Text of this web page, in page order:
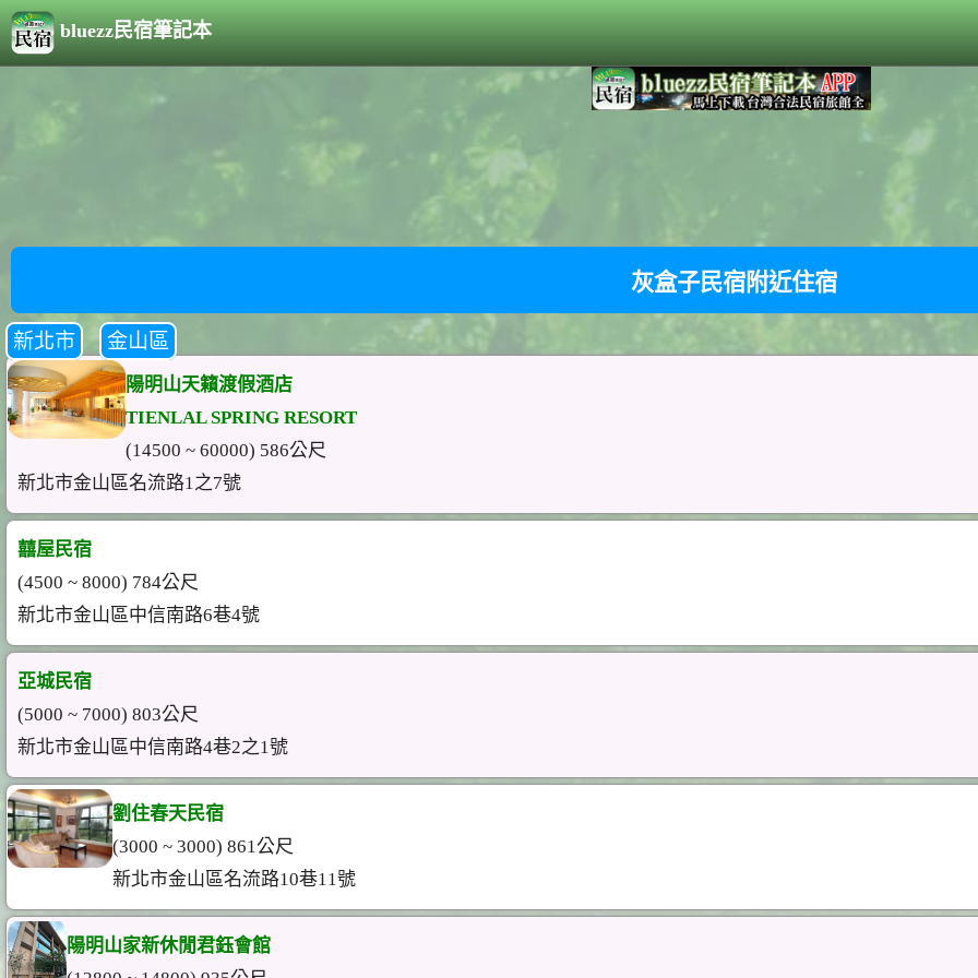
bluezz民宿筆記本
灰盒子民宿附近住宿
新北市 金山區
陽明山天籟渡假酒店
TIENLAL SPRING RESORT
(14500 ~ 60000) 586公尺
新北市金山區名流路1之7號
囍屋民宿
(4500 ~ 8000) 784公尺
新北市金山區中信南路6巷4號
亞城民宿
(5000 ~ 7000) 803公尺
新北市金山區中信南路4巷2之1號
劉住春天民宿
(3000 ~ 3000) 861公尺
新北市金山區名流路10巷11號
陽明山家新休閒君鈺會館